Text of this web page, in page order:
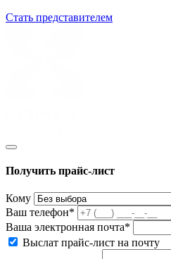
Стать представителем
Получить прайс-лист
Кому
Ваш телефон*
Ваша электронная почта*
Выслат прайс-лист на почту